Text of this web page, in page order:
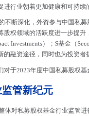
行业朝着更加健康和可持续
断深化，外资参与中国私
权领域的活跃度进一步提
Investments）；S基金（
融资途径，同时也为投资者
于2023年度中国私募股权
管新纪元
对私募股权基金行业监管进